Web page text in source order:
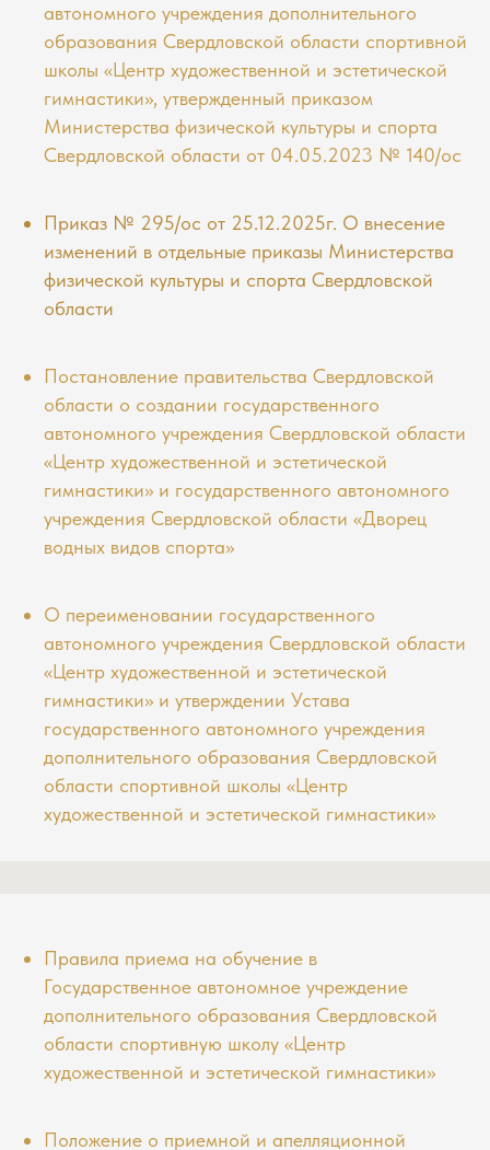
автономного учреждения дополнительного
образования Свердловской области спортивной
школы «Центр художественной и эстетической
гимнастики», утвержденный приказом
Министерства физической культуры и спорта
Свердловской области от 04.05.2023 № 140/ос
Приказ № 295/ос от 25.12.2025г. О внесение
изменений в отдельные приказы Министерства
физической культуры и спорта Свердловской
области
Постановление правительства Свердловской
области о создании государственного
автономного учреждения Свердловской области
«Центр художественной и эстетической
гимнастики» и государственного автономного
учреждения Свердловской области «Дворец
водных видов спорта»
О переименовании государственного
автономного учреждения Свердловской области
«Центр художественной и эстетической
гимнастики» и утверждении Устава
государственного автономного учреждения
дополнительного образования Свердловской
области спортивной школы «Центр
художественной и эстетической гимнастики»
Правила приема на обучение в
Государственное автономное учреждение
дополнительного образования Свердловской
области спортивную школу «Центр
художественной и эстетической гимнастики»
Положение о приемной и апелляционной